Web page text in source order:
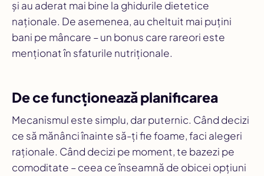
și au aderat mai bine la ghidurile dietetice
naționale. De asemenea, au cheltuit mai puțini
bani pe mâncare – un bonus care rareori este
menționat în sfaturile nutriționale.
De ce funcționează planificarea
Mecanismul este simplu, dar puternic. Când decizi
ce să mănânciînainte să-ți fie foame, faci alegeri
raționale. Când decizi pe moment, te bazezi pe
comoditate – ceea ce înseamnă de obicei opțiuni